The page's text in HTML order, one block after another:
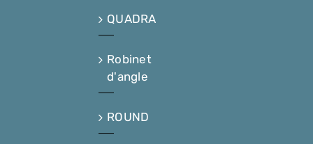
QUADRA
Robinet
d'angle
ROUND